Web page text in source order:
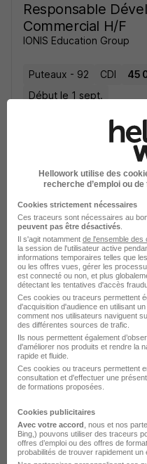
Responsable
Commercial H/F
IONIS Education Group
Puteaux - 92 CDI
45
Début le 1 sept.
Responsable du
Commercial H/F
Ipac Bachelor Factory -
Levallois-Perret - 92
Voir l’offre
Hellowork utilise des
recherche d’emploi ou
Cookies strictement nécessaires
Ces traceurs sont nécessaires au
peuvent pas être désactivés
Il s'agit notamment de l'ensemble des
la session de l'utilisateur active
informations temporaires telles que
ou les offres vues, gérer les
est connecté ou non, et plus
détectant les tentatives d'accès
Ces cookies ou traceurs permettent
d'acquisition d'audience en utilisant
comment nos utilisateurs naviguent
des différentes sources de trafic.
Ils nous permettent également
d'améliorer nos produits et rendre la
rapide et fluide.
Ces cookies ou traceurs permettent
consultation et d'effectuer une
de formations proposées.
Cookies publicitaires
Avec votre accord , nous et nos
Bing,) pouvons utiliser des traceurs
offres d’emploi ou des offres de
probabilités de trouver rapidement un